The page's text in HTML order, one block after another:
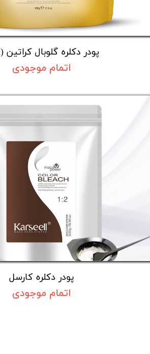
پودر دکلره گلوبال کراتین (GK)
اتمام موجودی
پودر دکلره کارسل
اتمام موجودی